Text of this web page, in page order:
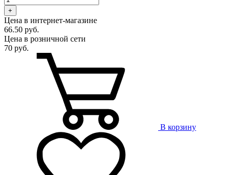
+
Цена в интернет-магазине
66.50 руб.
Цена в розничной сети
70 руб.
В корзину